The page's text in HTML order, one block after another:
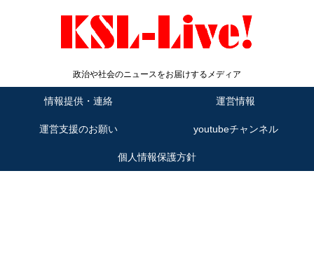
政治や社会のニュースをお届けするメディア
情報提供・連絡 運営情報
運営支援のお願い youtubeチャンネル
個人情報保護方針